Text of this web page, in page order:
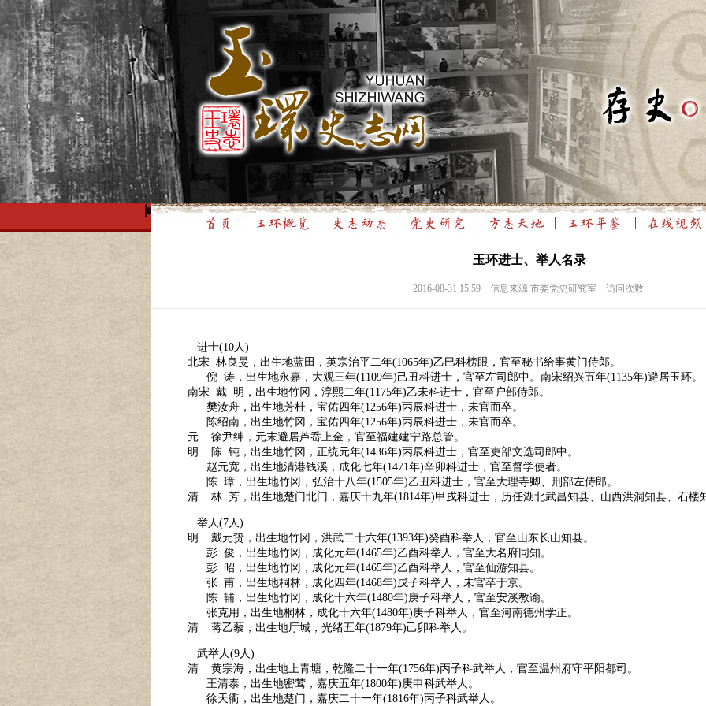
玉环进士、举人名录
2016-08-31 15:59 信息来源:市委党史研究室 访问次数:
进士(10人)
北宋 林良旻，出生地蓝田，英宗治平二年(1065年)乙巳科榜眼，官至秘书给事黄门侍郎。
倪 涛，出生地永嘉，大观三年(1109年)己丑科进士，官至左司郎中。南宋绍兴五年(1135年)避居玉环。
南宋 戴 明，出生地竹冈，淳熙二年(1175年)乙未科进士，官至户部侍郎。
樊汝舟，出生地芳杜，宝佑四年(1256年)丙辰科进士，未官而卒。
陈绍南，出生地竹冈，宝佑四年(1256年)丙辰科进士，未官而卒。
元 徐尹绅，元末避居芦岙上金，官至福建建宁路总管。
明 陈 钝，出生地竹冈，正统元年(1436年)丙辰科进士，官至吏部文选司郎中。
赵元宽，出生地清港钱溪，成化七年(1471年)辛卯科进士，官至督学使者。
陈 璋，出生地竹冈，弘治十八年(1505年)乙丑科进士，官至大理寺卿、刑部左侍郎。
清 林 芳，出生地楚门北门，嘉庆十九年(1814年)甲戌科进士，历任湖北武昌知县、山西洪洞知县、石楼
举人(7人)
明 戴元贽，出生地竹冈，洪武二十六年(1393年)癸酉科举人，官至山东长山知县。
彭 俊，出生地竹冈，成化元年(1465年)乙酉科举人，官至大名府同知。
彭 昭，出生地竹冈，成化元年(1465年)乙酉科举人，官至仙游知县。
张 甫，出生地桐林，成化四年(1468年)戊子科举人，未官卒于京。
陈 辅，出生地竹冈，成化十六年(1480年)庚子科举人，官至安溪教谕。
张克用，出生地桐林，成化十六年(1480年)庚子科举人，官至河南德州学正。
清 蒋乙藜，出生地厅城，光绪五年(1879年)己卯科举人。
武举人(9人)
清 黄宗海，出生地上青塘，乾隆二十一年(1756年)丙子科武举人，官至温州府守平阳都司。
王清泰，出生地密莺，嘉庆五年(1800年)庚申科武举人。
徐天衢，出生地楚门，嘉庆二十一年(1816年)丙子科武举人。